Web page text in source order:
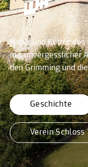
Natur und Kultur des
mit unvergesslicher
den Grimming und
Geschichte
Verein